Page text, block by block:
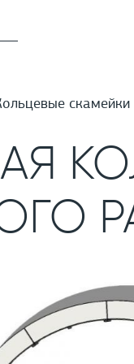
скамейки